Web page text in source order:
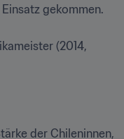
gekommen.
(2014,
der Chileninnen,